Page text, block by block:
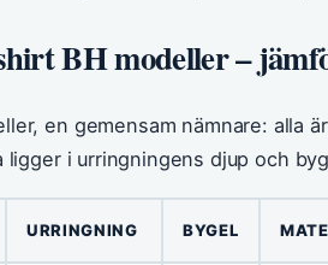
BH modeller –
en gemensam nämnare: alla
ligger i urringningens djup och
URRINGNING BYGEL